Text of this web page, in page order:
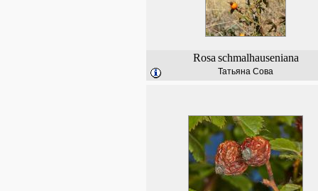
Rosa schmalhauseniana
Татьяна Сова